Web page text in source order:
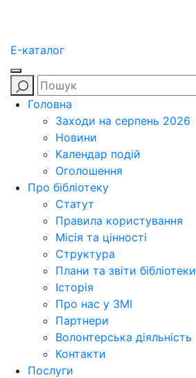
E-каталог
Головна
Заходи на серпень 2026
Новини
Календар подій
Оголошення
Про бібліотеку
Статут
Правила користування
Місія та цінності
Структура
Плани та звіти бібліотеки
Історія
Про нас у ЗМІ
Партнери
Волонтерська діяльність
Контакти
Послуги